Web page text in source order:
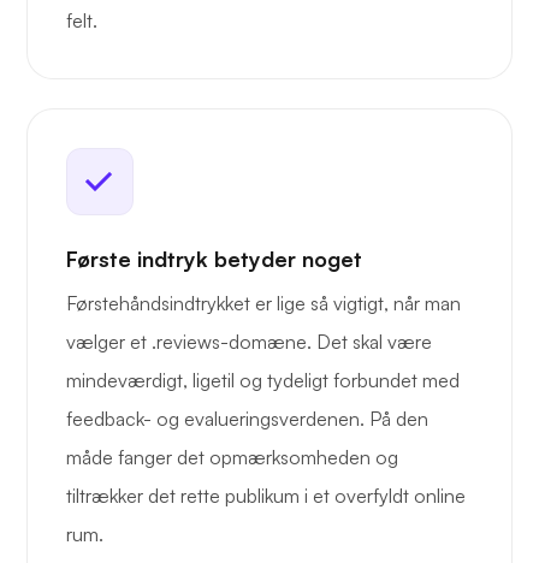
felt.
Første indtryk betyder noget
Førstehåndsindtrykket er lige så vigtigt, når man
vælger et .reviews-domæne. Det skal være
mindeværdigt, ligetil og tydeligt forbundet med
feedback- og evalueringsverdenen. På den
måde fanger det opmærksomheden og
tiltrækker det rette publikum i et overfyldt online
rum.